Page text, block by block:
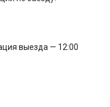
выезда — 12:00